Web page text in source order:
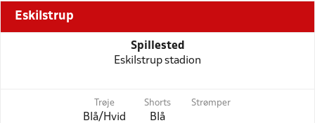
Eskilstrup
Spillested
Eskilstrup stadion
Trøje
Blå/Hvid
Shorts
Blå
Strømper